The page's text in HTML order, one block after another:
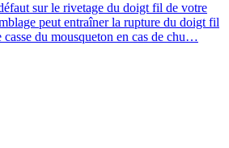
sur le rivetage du doigt fil de votre
peut entraîner la rupture du doigt fil
casse du mousqueton en cas de chu…